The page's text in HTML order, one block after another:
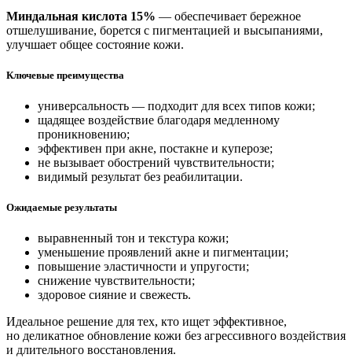
Миндальная кислота 15% — обеспечивает бережное
отшелушивание, борется с пигментацией и высыпаниями,
улучшает общее состояние кожи.
Ключевые преимущества
универсальность — подходит для всех типов кожи;
щадящее воздействие благодаря медленному
проникновению;
эффективен при акне, постакне и куперозе;
не вызывает обострений чувствительности;
видимый результат без реабилитации.
Ожидаемые результаты
выравненный тон и текстура кожи;
уменьшение проявлений акне и пигментации;
повышение эластичности и упругости;
снижение чувствительности;
здоровое сияние и свежесть.
Идеальное решение для тех, кто ищет эффективное,
но деликатное обновление кожи без агрессивного воздействия
и длительного восстановления.